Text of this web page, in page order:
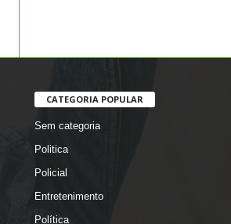
CATEGORIA POPULAR
Sem categoria
Politica
Policial
Entretenimento
Política